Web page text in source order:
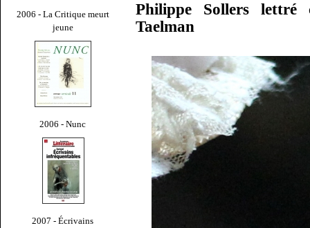
2006 - La Critique meurt
jeune
2006 - Nunc
2007 - Écrivains
Philippe Sollers lettré
Taelman